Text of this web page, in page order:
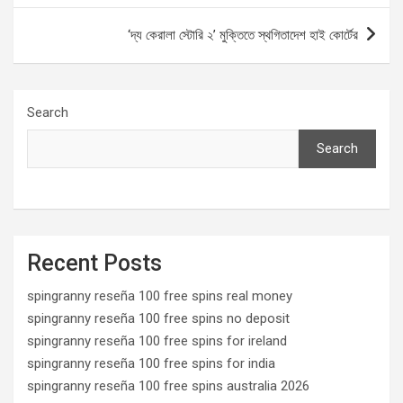
‘দ্য কেরালা স্টোরি ২’ মুক্তিতে স্থগিতাদেশ হাই কোর্টের
Search
Search
Recent Posts
spingranny reseña 100 free spins real money
spingranny reseña 100 free spins no deposit
spingranny reseña 100 free spins for ireland
spingranny reseña 100 free spins for india
spingranny reseña 100 free spins australia 2026